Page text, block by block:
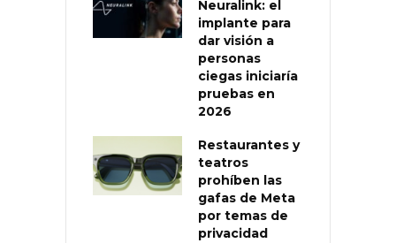
Neuralink: el
implante para
dar visión a
personas
ciegas iniciaría
pruebas en
2026
Restaurantes y
teatros
prohíben las
gafas de Meta
por temas de
privacidad